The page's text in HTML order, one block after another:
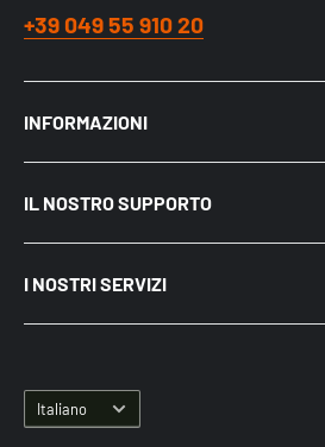
+39 049 55 910 20
INFORMAZIONI
Acquistare nel Negozio Fisico
Spedizioni
Politica sulla riservatezza
IL NOSTRO SUPPORTO
Recensioni
Come acquistare
Termini e Condizioni
I NOSTRI SERVIZI
Corsi di formazione sull'irrigazione
Lingua
Italiano